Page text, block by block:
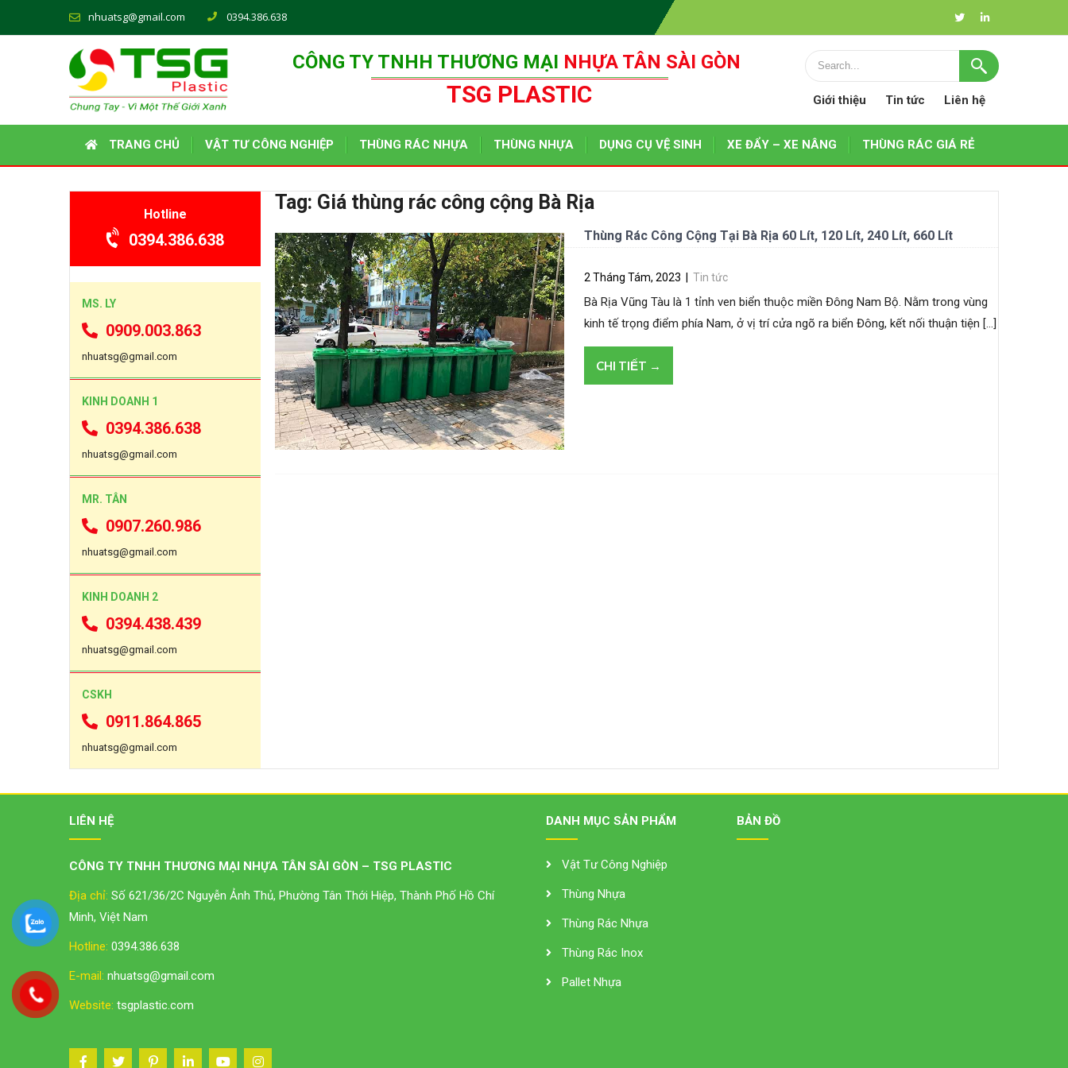
nhuatsg@gmail.com 0394.386.638
CÔNG TY TNHH THƯƠNG MẠI NHỰA TÂN SÀI GÒN
TSG PLASTIC Giới thiệu Tin tức Liên hệ
TRANG CHỦ VẬT TƯ CÔNG NGHIỆP THÙNG RÁC NHỰA THÙNG NHỰA DỤNG CỤ VỆ SINH XE ĐẨY – XE NÂNG THÙNG RÁC GIÁ RẺ
Tag: Giá thùng rác công cộng Bà Rịa
Thùng Rác Công Cộng Tại Bà Rịa 60 Lít, 120 Lít, 240 Lít, 660 Lít
2 Tháng Tám, 2023 Tin tức
Bà Rịa Vũng Tàu là 1 tỉnh ven biển thuộc miền Đông Nam Bộ. Nằm trong vùng
kinh tế trọng điểm phía Nam, ở vị trí cửa ngõ ra biển Đông, kết nối thuận tiện […]
CHI TIẾT →
Hotline
0394.386.638
MS. LY
0909.003.863
nhuatsg@gmail.com
KINH DOANH 1
0394.386.638
nhuatsg@gmail.com
MR. TÂN
0907.260.986
nhuatsg@gmail.com
KINH DOANH 2
0394.438.439
nhuatsg@gmail.com
CSKH
0911.864.865
nhuatsg@gmail.com
LIÊN HỆ
CÔNG TY TNHH THƯƠNG MẠI NHỰA TÂN SÀI GÒN – TSG PLASTIC
Địa chỉ: Số 621/36/2C Nguyễn Ảnh Thủ, Phường Tân Thới Hiệp, Thành Phố Hồ Chí
Minh, Việt Nam
Hotline: 0394.386.638
E-mail: nhuatsg@gmail.com
Website: tsgplastic.com
DANH MỤC SẢN PHẨM
Vật Tư Công Nghiệp
Thùng Nhựa
Thùng Rác Nhựa
Thùng Rác Inox
Pallet Nhựa
BẢN ĐỒ